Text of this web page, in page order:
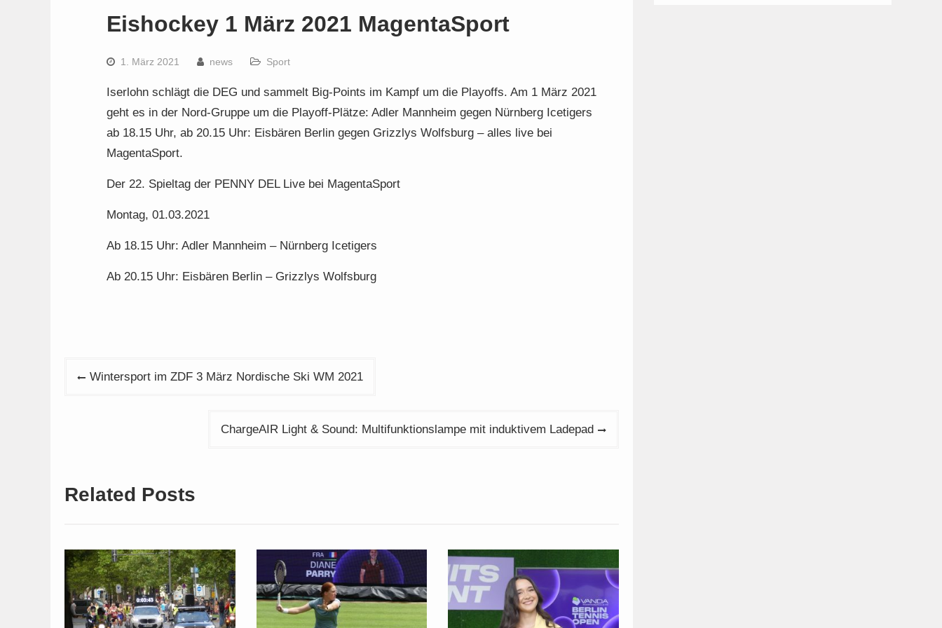
Eishockey 1 März 2021 MagentaSport
1. März 2021 news Sport
Iserlohn schlägt die DEG und sammelt Big-Points im Kampf um die Playoffs. Am 1 März 2021
geht es in der Nord-Gruppe um die Playoff-Plätze: Adler Mannheim gegen Nürnberg Icetigers
ab 18.15 Uhr, ab 20.15 Uhr: Eisbären Berlin gegen Grizzlys Wolfsburg – alles live bei
MagentaSport.
Der 22. Spieltag der PENNY DEL Live bei MagentaSport
Montag, 01.03.2021
Ab 18.15 Uhr: Adler Mannheim – Nürnberg Icetigers
Ab 20.15 Uhr: Eisbären Berlin – Grizzlys Wolfsburg
Beitragsnavigation
Wintersport im ZDF 3 März Nordische Ski WM 2021
ChargeAIR Light & Sound: Multifunktionslampe mit induktivem Ladepad
Related Posts